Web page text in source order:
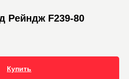
Рейндж F239-80
Купить